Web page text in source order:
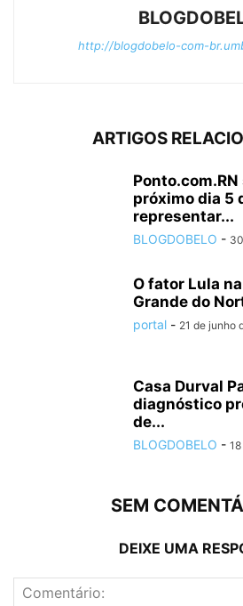
http://blogdobelo-com-
ARTIGOS
próximo dia 5
representar...
BLOGDOBELO -
O fator Lula
Grande do
portal - 21 de junho
Casa Durval
diagnóstico
de...
BLOGDOBELO -
SEM
DEIXE UMA